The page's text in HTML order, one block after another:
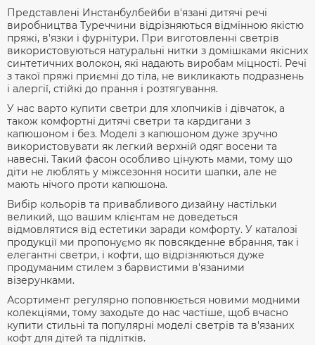
Представлені Инстанбулбейби в'язані дитячі речі
виробництва Туреччини відрізняються відмінною якістю
пряжі, в'язки і фурнітури. При виготовленні светрів
використовуються натуральні нитки з домішками якісних
синтетичних волокон, які надають виробам міцності. Речі
з такої пряжі приємні до тіла, не викликають подразнень
і алергії, стійкі до прання і розтягування.
У нас варто купити светри для хлопчиків і дівчаток, а
також комфортні дитячі светри та кардигани з
капюшоном і без. Моделі з капюшоном дуже зручно
використовувати як легкий верхній одяг восени та
навесні. Такий фасон особливо цінують мами, тому що
діти не люблять у міжсезоння носити шапки, але не
мають нічого проти капюшона.
Вибір кольорів та привабливого дизайну настільки
великий, що вашим клієнтам не доведеться
відмовлятися від естетики заради комфорту. У каталозі
продукції ми пропонуємо як повсякденне вбрання, так і
елегантні светри, і кофти, що відрізняються дуже
продуманим стилем з барвистими в'язаними
візерунками.
Асортимент регулярно поповнюється новими модними
колекціями, тому заходьте до нас частіше, щоб вчасно
купити стильні та популярні моделі светрів та в'язаних
кофт для дітей та підлітків.